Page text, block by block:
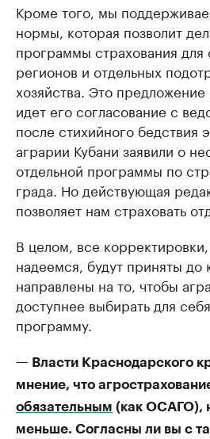
Кроме того, мы
нормы, которая позволит
программы страхования для
регионов и отдельных
хозяйства. Это
идет его согласование с
после стихийного бедствия
аграрии Кубани заявили о
отдельной программы по
града. Но действующая
позволяет нам страховать
В целом, все
надеемся, будут приняты до
направлены на то, чтобы
доступнее выбирать для
программу.
— Власти Краснодарского
мнение, что
обязательным (как ОСАГО),
меньше. Согласны ли вы с